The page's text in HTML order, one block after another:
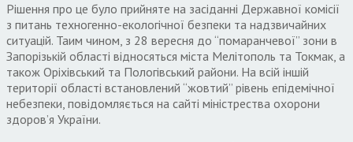
Рішення про це було прийняте на засіданні Державної комісії
з питань техногенно-екологічної безпеки та надзвичайних
ситуацій. Таим чином, з 28 вересня до “помаранчевої” зони в
Запорізькій області відносяться міста Мелітополь та Токмак, а
також Оріхівський та Пологівський райони. На всій іншій
території області встановлений “жовтий” рівень епідемічної
небезпеки, повідомляється на сайті міністрества охорони
здоров’я України.